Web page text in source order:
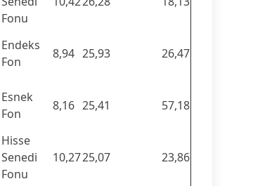
Fonu
Endeks
Fon
8,94 25,93 26,47
Esnek
Fon
8,16 25,41 57,18
Hisse
Senedi
Fonu
10,2725,07 23,86